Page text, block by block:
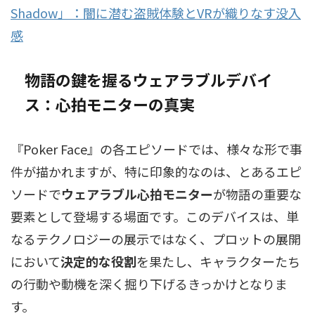
Shadow」：闇に潜む盗賊体験とVRが織りなす没入
感
物語の鍵を握るウェアラブルデバイ
ス：心拍モニターの真実
『Poker Face』の各エピソードでは、様々な形で事
件が描かれますが、特に印象的なのは、とあるエピ
ソードでウェアラブル心拍モニターが物語の重要な
要素として登場する場面です。このデバイスは、単
なるテクノロジーの展示ではなく、プロットの展開
において決定的な役割を果たし、キャラクターたち
の行動や動機を深く掘り下げるきっかけとなりま
す。